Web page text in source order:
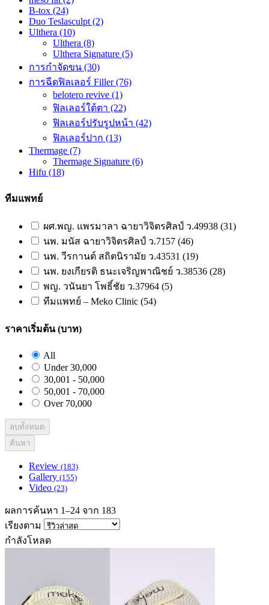
B-tox (24)
Duo Teslasculpt (2)
Ulthera (10)
Ulthera (8)
Ulthera Signature (5)
การกำจัดขน (30)
การฉีดฟิลเลอร์ Filler(76)
belotero revive (1)
ฟิลเลอร์ใต้ตา (22)
ฟิลเลอร์ปรับรูปหน้า (42)
ฟิลเลอร์ปาก (13)
Thermage (7)
Thermage Signature (6)
Hifu (18)
ทีมแพทย์
ผศ.พญ. แพรมาลา ฉายาวิจิตรศิลป์ ว.49938 (31)
นพ. มนัส ฉายาวิจิตรศิลป์ ว.7157 (46)
นพ. วีรกานต์ สถิตนิรามัย ว.43531 (19)
นพ. ยงเกียรติ ธนะเจริญพาณิชย์ ว.38536 (28)
พญ. วนันยา โพธิ์ชัย ว.37964 (5)
ทีมแพทย์ – Meko Clinic (54)
ราคาเริ่มต้น (บาท)
All
Under 30,000
30,001 - 50,000
50,001 - 70,000
Over 70,000
ลบทั้งหมด
ค้นหา
Review (183)
Gallery (155)
Video (23)
ผลการค้นหา 1–24 จาก 183
เรียงตาม
กำลังโหลด